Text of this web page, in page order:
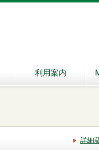
利用案内
詳細